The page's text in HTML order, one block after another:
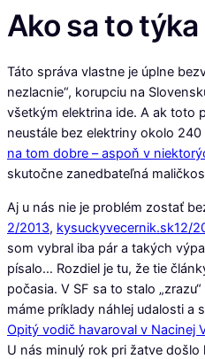
Ako sa to týka
Táto správa vlastne je úplne
nezlacnie“, korupciu na
všetkým elektrina ide. A ak toto
neustále bez elektriny okolo
na tom dobre – aspoň v
skutočne zanedbateľná
Aj u nás nie je problém zostať
2/2013, kysuckyvecernik.sk12/
som vybral iba pár a takých
písalo… Rozdiel je tu, že tie
počasia. V SF sa to stalo
máme príklady náhlej udalosti a
Opitý vodič havaroval v Nacinej
U nás minulý rok pri žatve došlo